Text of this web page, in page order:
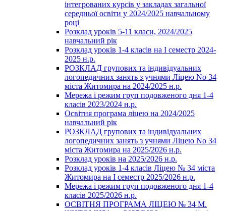
інтегрованих курсів у закладах загальної
середньої освіти у 2024/2025 навчальному
році
Розклад уроків 5-11 класи, 2024/2025
навчальний рік
Розклад уроків 1-4 класів на І семестр 2024-
2025 н.р.
РОЗКЛАД групових та індивідуальних
логопедичних занять з учнями Ліцею No 34
міста Житомира на 2024/2025 н.р.
Мережа і режим груп подовженого дня 1-4
класів 2023/2024 н.р.
Освітня програма ліцею на 2024/2025
навчальний рік
РОЗКЛАД групових та індивідуальних
логопедичних занять з учнями Ліцею No 34
міста Житомира на 2025/2026 н.р.
Розклад уроків на 2025/2026 н.р.
Розклад уроків 1-4 класів Ліцею № 34 міста
Житомира на І семестр 2025/2026 н.р.
Мережа і режим груп подовженого дня 1-4
класів 2025/2026 н.р.
ОСВІТНЯ ПРОГРАМА ЛІЦЕЮ № 34 М.